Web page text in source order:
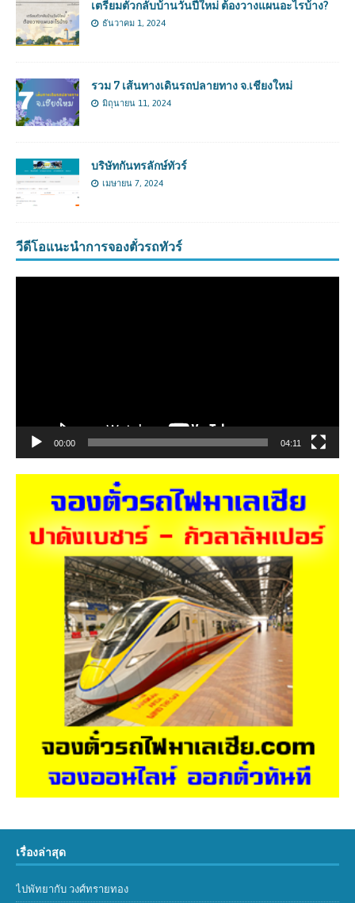
เตรียมตัวกลับบ้านวันปีใหม่ ต้องวางแผนอะไรบ้าง?
ธันวาคม 1, 2024
รวม 7 เส้นทางเดินรถปลายทาง จ.เชียงใหม่
มิถุนายน 11, 2024
บริษัทกันทรลักษ์ทัวร์
เมษายน 7, 2024
วีดีโอแนะนำการจองตั๋วรถทัวร์
00:00 04:11
เรื่องล่าสุด
ไปพัทยากับ วงศ์ทรายทอง